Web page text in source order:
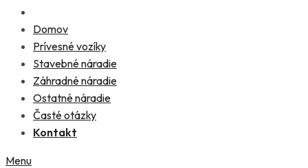
Domov
Prívesné vozíky
Stavebné náradie
Záhradné náradie
Ostatné náradie
Časté otázky
Kontakt
Menu